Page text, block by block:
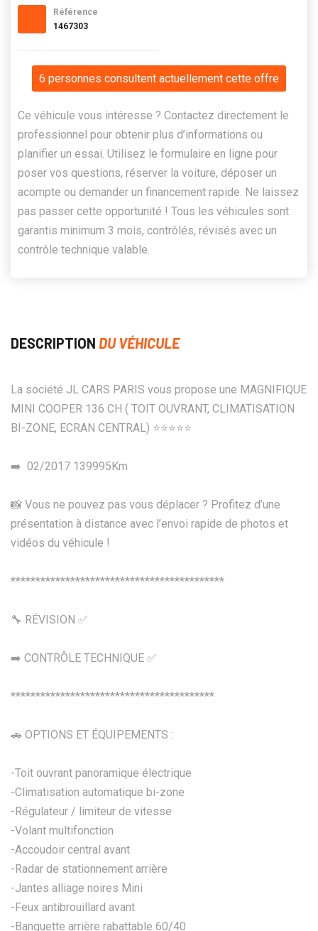
Référence
1467303
6 personnes consultent actuellement cette offre
Ce véhicule vous intéresse ? Contactez directement le
professionnel pour obtenir plus d’informations ou
planifier un essai. Utilisez le formulaire en ligne pour
poser vos questions, réserver la voiture, déposer un
acompte ou demander un financement rapide. Ne laissez
pas passer cette opportunité ! Tous les véhicules sont
garantis minimum 3 mois, contrôlés, révisés avec un
contrôle technique valable.
DESCRIPTION DU VÉHICULE
La société JL CARS PARIS vous propose une MAGNIFIQUE
MINI COOPER 136 CH ( TOIT OUVRANT, CLIMATISATION
BI-ZONE, ECRAN CENTRAL) ⭐️⭐️⭐️⭐️⭐️
➡️ 02/2017 139995Km
📸 Vous ne pouvez pas vous déplacer ? Profitez d’une
présentation à distance avec l’envoi rapide de photos et
vidéos du véhicule !
*******************************************
🔧 RÉVISION ✅
➡️ CONTRÔLE TECHNIQUE ✅
*****************************************
🚗 OPTIONS ET ÉQUIPEMENTS :
-Toit ouvrant panoramique électrique
-Climatisation automatique bi-zone
-Régulateur / limiteur de vitesse
-Volant multifonction
-Accoudoir central avant
-Radar de stationnement arrière
-Jantes alliage noires Mini
-Feux antibrouillard avant
-Banquette arrière rabattable 60/40